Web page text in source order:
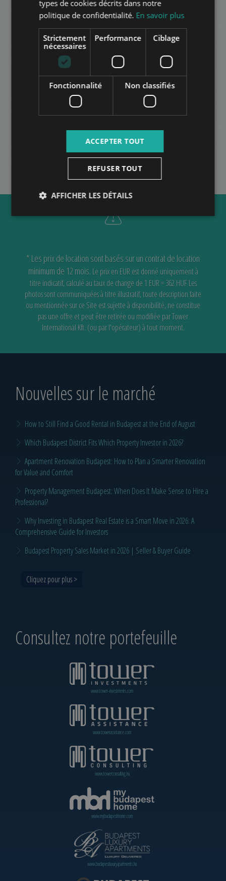
DEÁK FERENC UTCA
Montant du loyer: 507.000 HUF
Quartier 5 • 2 chambres • 80 m
AUTRES
* Les prix de location sont basés sur un contrat de location
minimum de 12 mois. Le prix en EUR est donné uniquement à
titre indicatif, calculé au taux de change de 1 EUR = 362 HUFLes
photos sont communiquées à titre illustratif, toute description faite
ou mentionnée sur ce Site est sujette à disponibilité,ne constitue
pas une offre et peut être retirée ou modifiée par Tower
International Kft. (ou par l'opérateur) à tout moment.
Nouvelles sur le marché
How to Still Find a Good Rental in Budapest at the End of August
Which Budapest District Fits Which Property Investor in 2026?
Apartment Renovation Budapest: How to Plan a Smarter Renovation
for Value and Comfort
Property Management Budapest: When Does It Make Sense to Hire a
Professional?
Why Investing in Budapest Real Estate is a Smart Move in 2026: A
Comprehensive Guide for Investors
Budapest Property Sales Market in 2026 | Seller & Buyer Guide
Cliquez pour plus >
Consultez notre portefeuille
www.tower-investments.com
www.towerassistance.com
www.towerconsulting.hu
www.mybudapesthome.com
www.budapestluxuryapartments.hu
RUSSIAN
ARABIC
types de cookies décrits dans notre
politique de confidentialité. En savoir plus
Strictement
nécessaires
Performance Ciblage
Fonctionnalité Non classifiés
ACCEPTER TOUT
REFUSER TOUT
AFFICHER LES DÉTAILS